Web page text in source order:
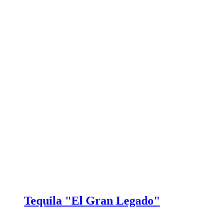
Tequila "El Gran Legado"